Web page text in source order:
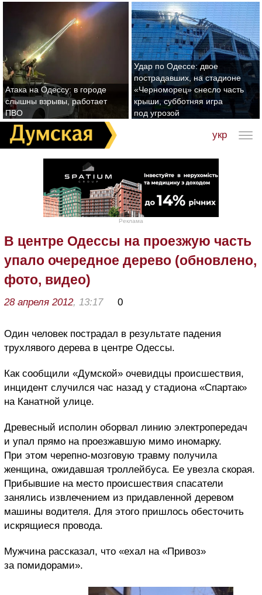
Атака на Одессу: в городе
слышны взрывы, работает
ПВО
Удар по Одессе: двое
пострадавших, на стадионе
«Черноморец» снесло часть
крыши, субботняя игра
под угрозой
укр
Реклама
В центре Одессы на проезжую часть
упало очередное дерево (обновлено,
фото, видео)
28 апреля 2012, 13:17 0
Один человек пострадал в результате падения
трухлявого дерева в центре Одессы.
Как сообщили «Думской» очевидцы происшествия,
инцидент случился час назад у стадиона «Спартак»
на Канатной улице.
Древесный исполин оборвал линию электропередач
и упал прямо на проезжавшую мимо иномарку.
При этом черепно-мозговую травму получила
женщина, ожидавшая троллейбуса. Ее увезла скорая.
Прибывшие на место происшествия спасатели
занялись извлечением из придавленной деревом
машины водителя. Для этого пришлось обесточить
искрящиеся провода.
Мужчина рассказал, что «ехал на «Привоз»
за помидорами».